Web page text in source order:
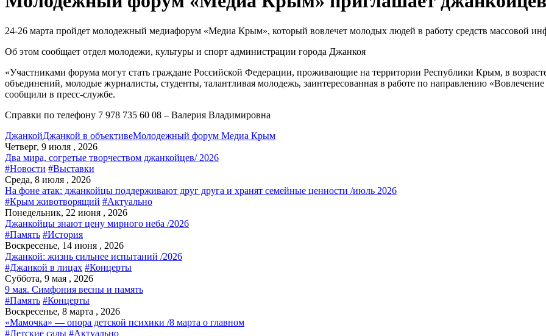
24-26 марта пройдет молодежный медиафорум «Медиа Крым», который вовлечет молодых людей в работу средств массовой
Об этом сообщает отдел молодежи, культуры и спорт администрации города Джанкоя
«Участниками форума могут стать граждане Российской Федерации, проживающие на территории Республики Крым, в
объединений, молодые журналисты, студенты, талантливая молодежь, заинтересованная в работе по направлению
сообщили в пресс-службе.
Справки по телефону 7 978 735 60 08 – Валерия Владимировна
ДжанкойДжанкой в объективеМолодежный форум Медиа Крым
Четверг, 9 июля , 2026
Два мира, согретые творчеством джанкойцев/ 2026
#Новости #Выставки
Среда, 8 июля , 2026
На фоне атак: джанкойцы поддерживают друг друга и хранят семейные ценности /июль 2026
#Крым животворящий #Актуально
Понедельник, 22 июня , 2026
Джанкойцы знают цену мирного неба /2026
#Память #История
Воскресенье, 14 июня , 2026
Джанкой: жизнь сильнее испытаний /2026
#Джанкой в лицах #Концерты
Суббота, 9 мая , 2026
9 мая. Симфония весны и память
#Память #Концерты
Воскресенье, 8 марта , 2026
«Мамочка» — опора детской психики /8 марта о главном
#Детские сады #Актуально